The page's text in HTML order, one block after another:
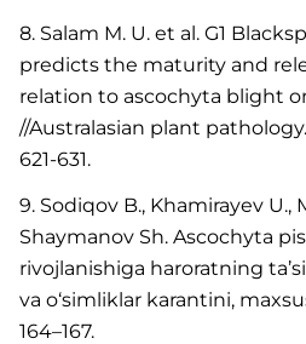
8. Salam M. U. et al. G1
predicts the maturity and
relation to ascochyta blight
//Australasian plant pathology.
621-631.
9. Sodiqov B., Khamirayev U.,
Shaymanov Sh. Ascochyta
rivojlanishiga haroratning
va o‘simliklar karantini,
164–167.